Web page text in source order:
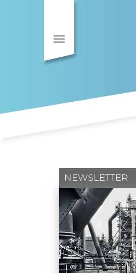
Toggle navigation
NEWSLETTER